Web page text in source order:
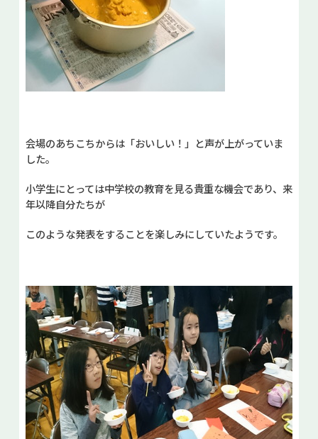
会場のあちこちからは「おいしい！」と声が上がっていま
した。
小学生にとっては中学校の教育を見る貴重な機会であり、来
年以降自分たちが
このような発表をすることを楽しみにしていたようです。